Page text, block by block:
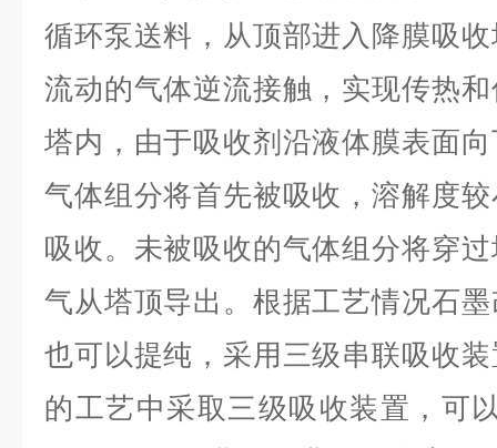
循环泵送料，从顶部进入降膜吸
流动的气体逆流接触，实现传热
塔内，由于吸收剂沿液体膜表面
气体组分将首先被吸收，溶解度
吸收。未被吸收的气体组分将穿
气从塔顶导出。根据工艺情况石
也可以提纯，采用三级串联吸收
的工艺中采取三级吸收装置，可